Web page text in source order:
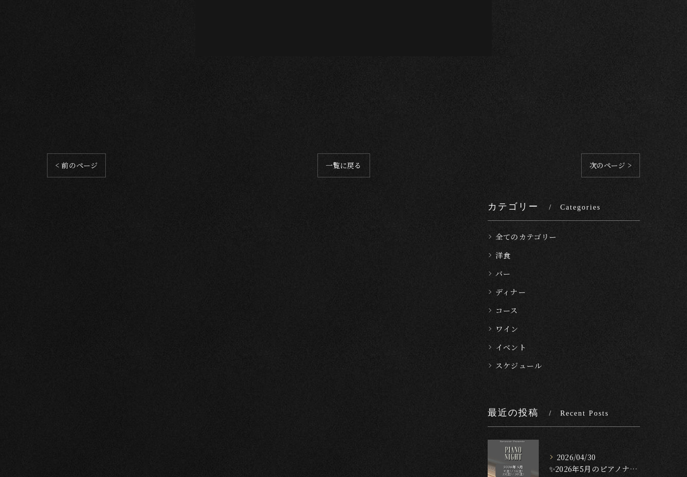
< 前のページ 一覧に戻る 次のページ >
カテゴリー Categories
全てのカテゴリー
洋食
バー
ディナー
コース
ワイン
イベント
スケジュール
最近の投稿 Recent Posts
2026/04/30
✨2026年5月のピアノナイト✨